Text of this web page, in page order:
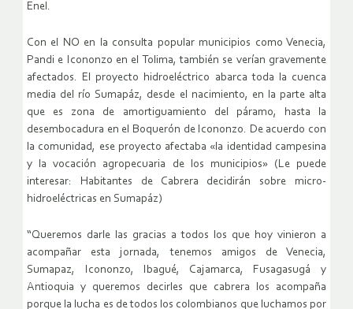
Enel.
Con el NO en la consulta popular municipios como Venecia,
Pandi e Icononzo en el Tolima, también se verían gravemente
afectados. El proyecto hidroeléctrico abarca toda la cuenca
media del río Sumapáz, desde el nacimiento, en la parte alta
que es zona de amortiguamiento del páramo, hasta la
desembocadura en el Boquerón de Icononzo. De acuerdo con
la comunidad, ese proyecto afectaba «la identidad campesina
y la vocación agropecuaria de los municipios» (Le puede
interesar: Habitantes de Cabrera decidirán sobre micro-
hidroeléctricas en Sumapáz)
“Queremos darle las gracias a todos los que hoy vinieron a
acompañar esta jornada, tenemos amigos de Venecia,
Sumapaz, Icononzo, Ibagué, Cajamarca, Fusagasugá y
Antioquia y queremos decirles que cabrera los acompaña
porque la lucha es de todos los colombianos que luchamos por